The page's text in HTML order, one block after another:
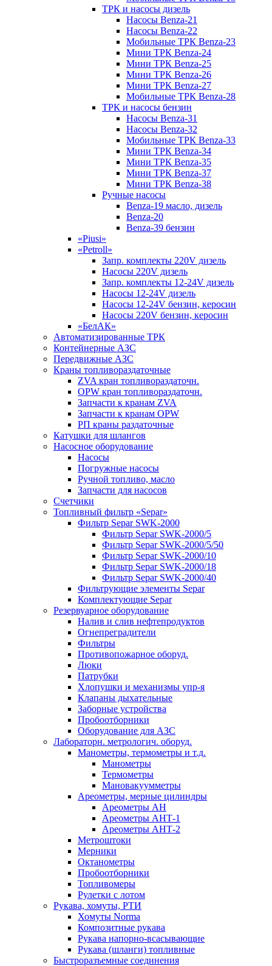
ТРК и насосы дизель
Насосы Benza-21
Насосы Benza-22
Мобильные ТРК Benza-23
Мини ТРК Benza-24
Мини ТРК Benza-25
Мини ТРК Benza-26
Мини ТРК Benza-27
Мобильные ТРК Benza-28
ТРК и насосы бензин
Насосы Benza-31
Насосы Benza-32
Мобильные ТРК Benza-33
Мини ТРК Benza-34
Мини ТРК Benza-35
Мини ТРК Benza-37
Мини ТРК Benza-38
Ручные насосы
Benza-19 масло, дизель
Benza-20
Benza-39 бензин
«Piusi»
«Petroll»
Запр. комплекты 220V дизель
Насосы 220V дизель
Запр. комплекты 12-24V дизель
Насосы 12-24V дизель
Насосы 12-24V бензин, керосин
Насосы 220V бензин, керосин
«БелАК»
Автоматизированные ТРК
Контейнерные АЗС
Передвижные АЗС
Краны топливораздаточные
ZVA кран топливораздаточн.
OPW кран топливораздаточн.
Запчасти к кранам ZVA
Запчасти к кранам OPW
РП краны раздаточные
Катушки для шлангов
Насосное оборудование
Насосы
Погружные насосы
Ручной топливо, масло
Запчасти для насосов
Счетчики
Топливный фильтр «Separ»
Фильтр Separ SWK-2000
Фильтр Separ SWK-2000/5
Фильтр Separ SWK-2000/5/50
Фильтр Separ SWK-2000/10
Фильтр Separ SWK-2000/18
Фильтр Separ SWK-2000/40
Фильтрующие элементы Separ
Комплектующие Separ
Резервуарное оборудование
Налив и слив нефтепродуктов
Огнепреградители
Фильтры
Противопожарное оборуд.
Люки
Патрубки
Хлопушки и механизмы упр-я
Клапаны дыхательные
Заборные устройства
Пробоотборники
Оборудование для АЗС
Лабораторн. метрологич. оборуд.
Манометры, термометры и т.д.
Манометры
Термометры
Мановакуумметры
Ареометры, мерные цилиндры
Ареометры АН
Ареометры АНТ-1
Ареометры АНТ-2
Метроштоки
Мерники
Октанометры
Пробоотборники
Топливомеры
Рулетки с лотом
Рукава, хомуты, РТИ
Хомуты Norma
Композитные рукава
Рукава напорно-всасывающие
Рукава (шланги) топливные
Быстроразъемные соединения